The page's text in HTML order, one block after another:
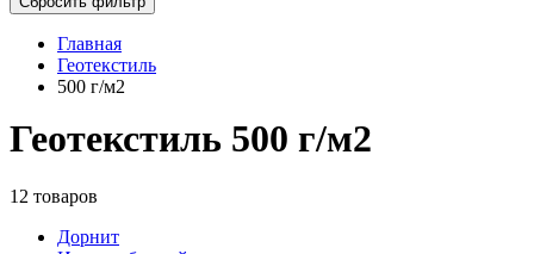
Главная
Геотекстиль
500 г/м2
Геотекстиль 500 г/м2
12 товаров
Дорнит